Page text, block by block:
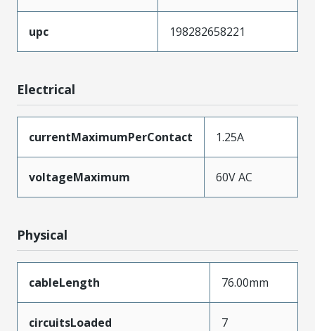
upc 198282658221
Electrical
currentMaximumPerContact 1.25A
voltageMaximum 60V AC
Physical
cableLength 76.00mm
circuitsLoaded 7